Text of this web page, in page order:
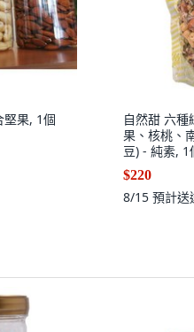
堅果, 1個
自然甜 六種
果、核桃、
豆) - 純素,
$220
8/15 預計送